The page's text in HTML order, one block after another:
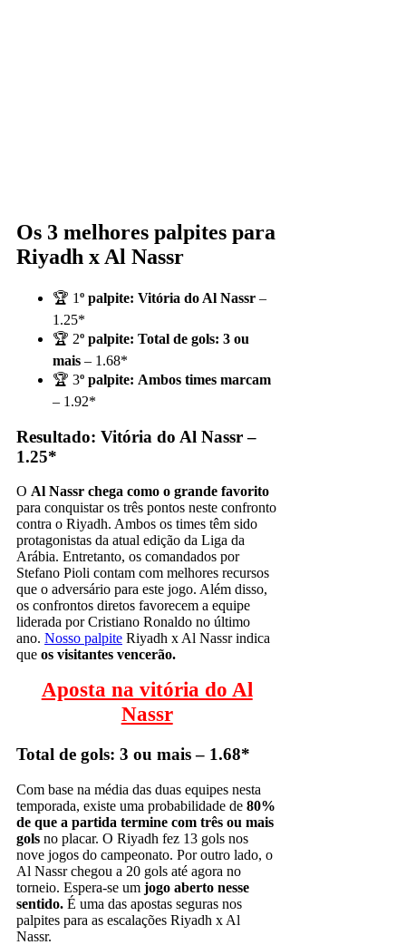
Os 3 melhores palpites para
Riyadh x Al Nassr
🏆 1º palpite: Vitória do Al Nassr –
1.25*
🏆 2º palpite: Total de gols: 3 ou
mais – 1.68*
🏆 3º palpite: Ambos times marcam
– 1.92*
Resultado: Vitória do Al Nassr –
1.25*
O Al Nassr chega como o grande favorito
para conquistar os três pontos neste confronto
contra o Riyadh. Ambos os times têm sido
protagonistas da atual edição da Liga da
Arábia. Entretanto, os comandados por
Stefano Pioli contam com melhores recursos
que o adversário para este jogo. Além disso,
os confrontos diretos favorecem a equipe
liderada por Cristiano Ronaldo no último
ano. Nosso palpite Riyadh x Al Nassr indica
que os visitantes vencerão.
Aposta na vitória do Al
Nassr
Total de gols: 3 ou mais – 1.68*
Com base na média das duas equipes nesta
temporada, existe uma probabilidade de 80%
de que a partida termine com três ou mais
gols no placar. O Riyadh fez 13 gols nos
nove jogos do campeonato. Por outro lado, o
Al Nassr chegou a 20 gols até agora no
torneio. Espera-se um jogo aberto nesse
sentido. É uma das apostas seguras nos
palpites para as escalações Riyadh x Al
Nassr.